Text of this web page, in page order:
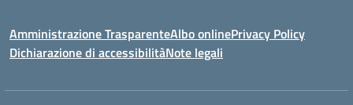
Amministrazione TrasparenteAlbo onlinePrivacy Policy
Dichiarazione di accessibilitàNote legali